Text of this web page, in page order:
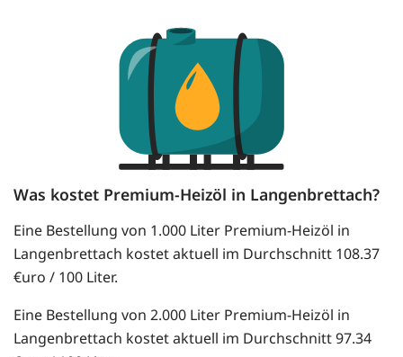
Was kostet Premium-Heizöl in Langenbrettach?
Eine Bestellung von 1.000 Liter Premium-Heizöl in
Langenbrettach kostet aktuell im Durchschnitt 108.37
€uro / 100 Liter.
Eine Bestellung von 2.000 Liter Premium-Heizöl in
Langenbrettach kostet aktuell im Durchschnitt 97.34